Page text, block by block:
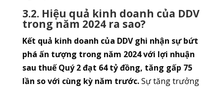
3.2. Hiệu quả kinh doanh của DDV
trong năm 2024 ra sao?
Kết quả kinh doanh của DDV ghi nhận sự bứt
phá ấn tượng trong năm 2024 với lợi nhuận
sau thuế Quý 2 đạt 64 tỷ đồng, tăng gấp 75
lần so với cùng kỳ năm trước.Sự tăng trưởng